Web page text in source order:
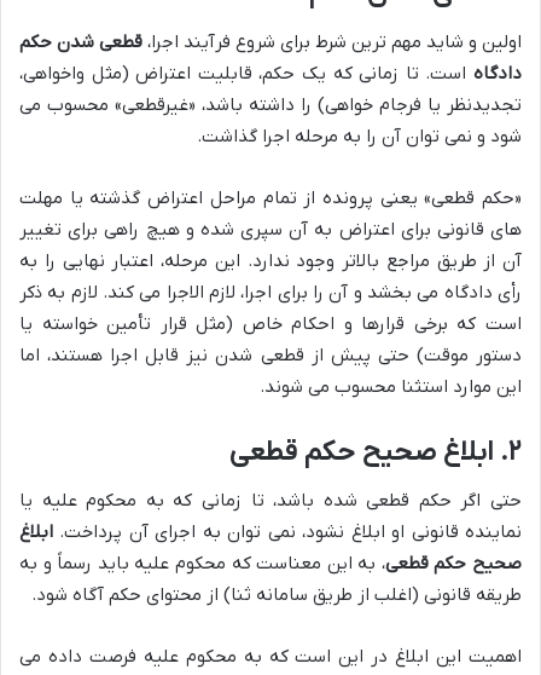
اولین و شاید مهم ترین شرط برای شروع فرآیند اجرا، قطعی شدن حکم
دادگاه است. تا زمانی که یک حکم، قابلیت اعتراض (مثل واخواهی،
تجدیدنظر یا فرجام خواهی) را داشته باشد، «غیرقطعی» محسوب می
شود و نمی توان آن را به مرحله اجرا گذاشت.
«حکم قطعی» یعنی پرونده از تمام مراحل اعتراض گذشته یا مهلت
های قانونی برای اعتراض به آن سپری شده و هیچ راهی برای تغییر
آن از طریق مراجع بالاتر وجود ندارد. این مرحله، اعتبار نهایی را به
رأی دادگاه می بخشد و آن را برای اجرا، لازم الاجرا می کند. لازم به ذکر
است که برخی قرارها و احکام خاص (مثل قرار تأمین خواسته یا
دستور موقت) حتی پیش از قطعی شدن نیز قابل اجرا هستند، اما
این موارد استثنا محسوب می شوند.
۲. ابلاغ صحیح حکم قطعی
حتی اگر حکم قطعی شده باشد، تا زمانی که به محکوم علیه یا
نماینده قانونی او ابلاغ نشود، نمی توان به اجرای آن پرداخت. ابلاغ
صحیح حکم قطعی، به این معناست که محکوم علیه باید رسماً و به
طریقه قانونی (اغلب از طریق سامانه ثنا) از محتوای حکم آگاه شود.
اهمیت این ابلاغ در این است که به محکوم علیه فرصت داده می